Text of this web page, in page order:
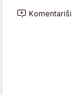
Komentariši